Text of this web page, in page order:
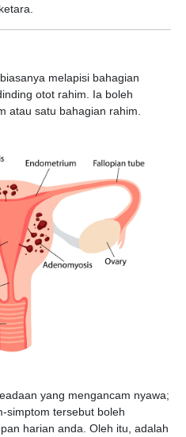
melapisi bahagian
otot rahim. Ia boleh
atau satu bahagian rahim.
yang mengancam nyawa;
simptom tersebut boleh
harian anda. Oleh itu, adalah